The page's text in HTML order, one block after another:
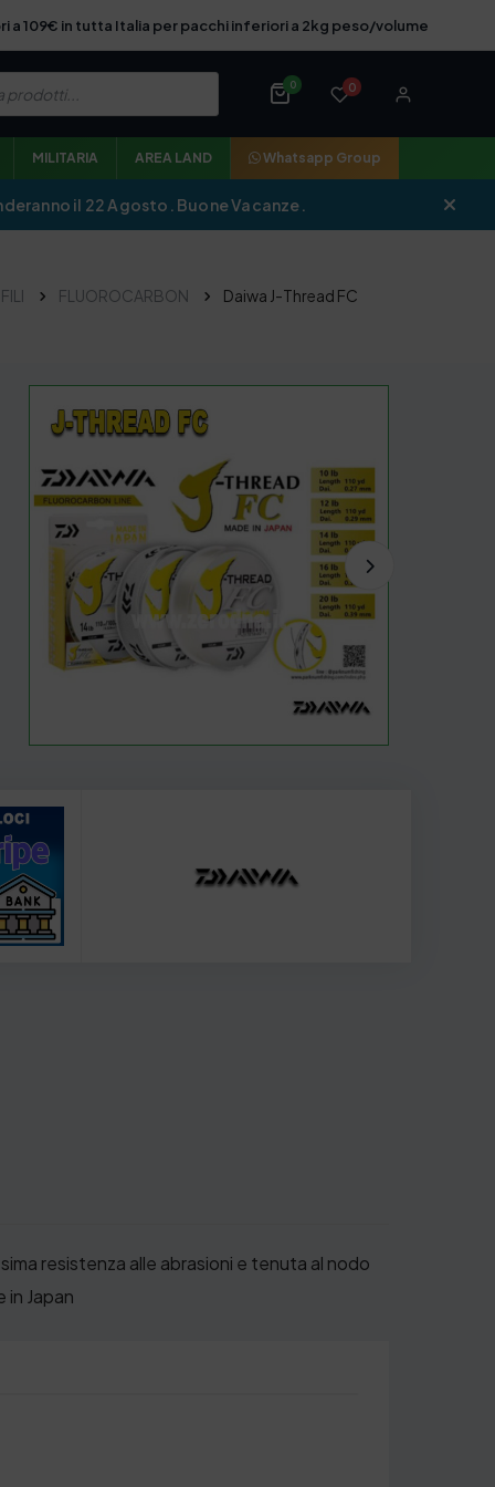
a 109€ in tutta Italia per pacchi inferiori a 2kg peso/volume
0 0
MILITARIA AREA LAND Whatsapp Group
il 22 Agosto. Buone Vacanze.
FILI FLUOROCARBON Daiwa J-Thread FC
resistenza alle abrasioni e tenuta al nodo
Japan